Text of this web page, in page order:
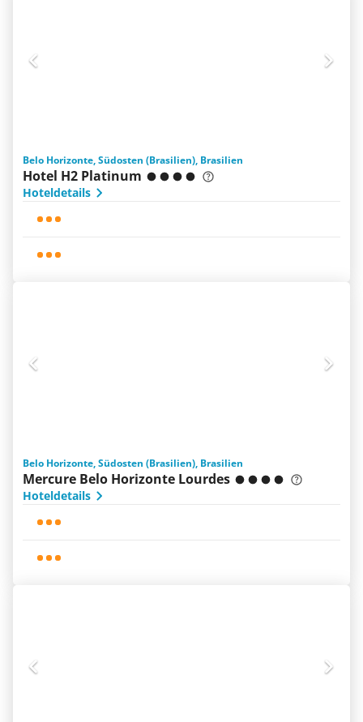
Belo Horizonte, Südosten (Brasilien), Brasilien
Hotel H2 Platinum
Hoteldetails
Belo Horizonte, Südosten (Brasilien), Brasilien
Mercure Belo Horizonte Lourdes
Hoteldetails